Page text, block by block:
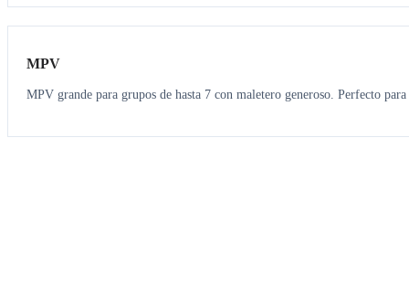
7 7
MPV
MPV grande para grupos de hasta 7 con maletero generoso. Perfecto para